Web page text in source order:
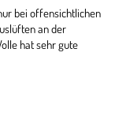
bei offensichtlichen
an der
hat sehr gute